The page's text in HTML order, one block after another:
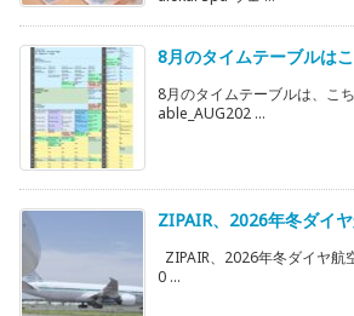
8月のタイムテーブルは
8月のタイムテーブルは、こ
able_AUG202 ...
ZIPAIR、2026年冬ダイ
ZIPAIR、2026年冬ダイヤ航
0 ...